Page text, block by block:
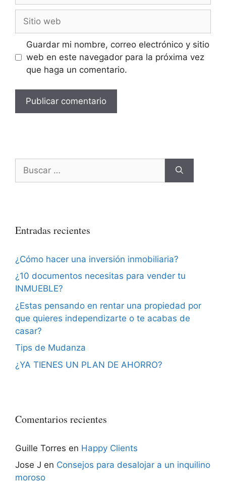
Sitio
web
Guardar mi nombre, correo electrónico y sitio
web en este navegador para la próxima vez
que haga un comentario.
Entradas recientes
¿Cómo hacer una inversión inmobiliaria?
¿10 documentos necesitas para vender tu
INMUEBLE?
¿Estas pensando en rentar una propiedad por
que quieres independizarte o te acabas de
casar?
Tips de Mudanza
¿YA TIENES UN PLAN DE AHORRO?
Comentarios recientes
Guille Torres en Happy Clients
Jose J en Consejos para desalojar a un inquilino
moroso